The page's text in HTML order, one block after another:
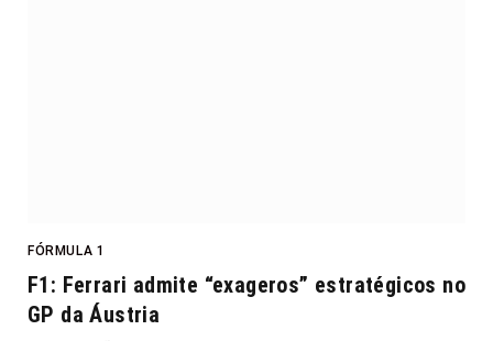
FÓRMULA 1
F1: Ferrari admite “exageros” estratégicos no
GP da Áustria